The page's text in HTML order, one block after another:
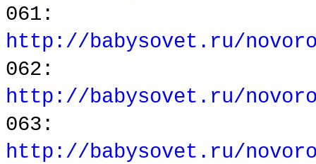
061:
http://babysovet.ru/
062:
http://babysovet.ru/
063:
http://babysovet.ru/